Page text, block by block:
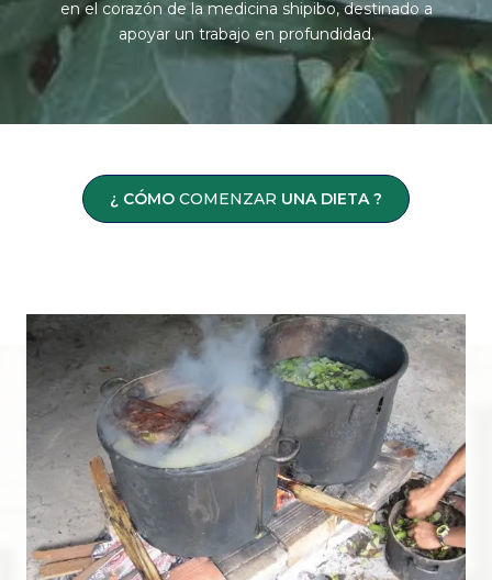
en el corazón de la medicina shipibo, destinado a
apoyar un trabajo en profundidad.
¿ CÓMO COMENZAR UNA DIETA ?